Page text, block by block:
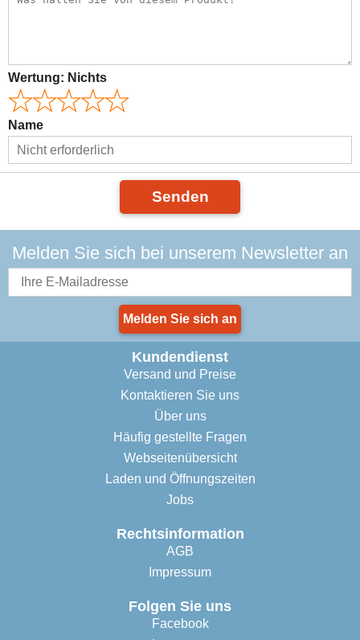
Wertung: Nichts
Name
Senden
Melden Sie sich bei unserem Newsletter an
Melden Sie sich an
Kundendienst
Versand und Preise
Kontaktieren Sie uns
Über uns
Häufig gestellte Fragen
Webseitenübersicht
Laden und Öffnungszeiten
Jobs
Rechtsinformation
AGB
Impressum
Folgen Sie uns
Facebook